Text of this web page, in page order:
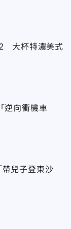
2 大杯特濃美式
逆向衝機車
兒子登東沙